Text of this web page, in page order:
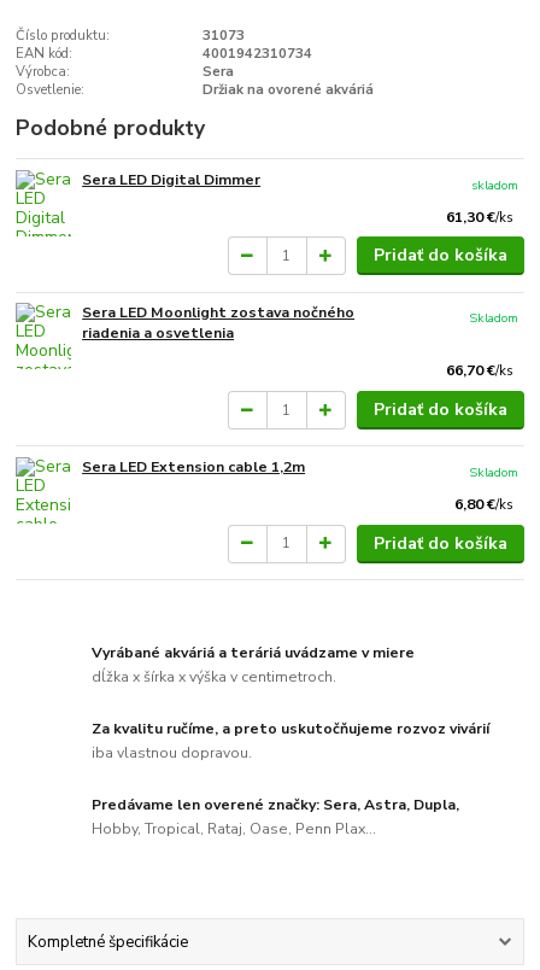
Číslo produktu:
31073
EAN kód:
4001942310734
Výrobca:
Sera
Osvetlenie:
Držiak na ovorené akváriá
Podobné produkty
Sera LED Digital Dimmer
61,30 €/ks
skladom
Pridať do košíka
Sera LED Moonlight zostava nočného
riadenia a osvetlenia
66,70 €/ks
Skladom
Pridať do košíka
Sera LED Extension cable 1,2m
6,80 €/ks
Skladom
Pridať do košíka
Vyrábané akváriá a teráriá uvádzame v miere
dĺžka x šírka x výška v centimetroch.
Za kvalitu ručíme, a preto uskutočňujeme rozvoz vivárií
iba vlastnou dopravou.
Predávame len overené značky: Sera, Astra, Dupla,
Hobby, Tropical, Rataj, Oase, Penn Plax...
Kompletné špecifikácie